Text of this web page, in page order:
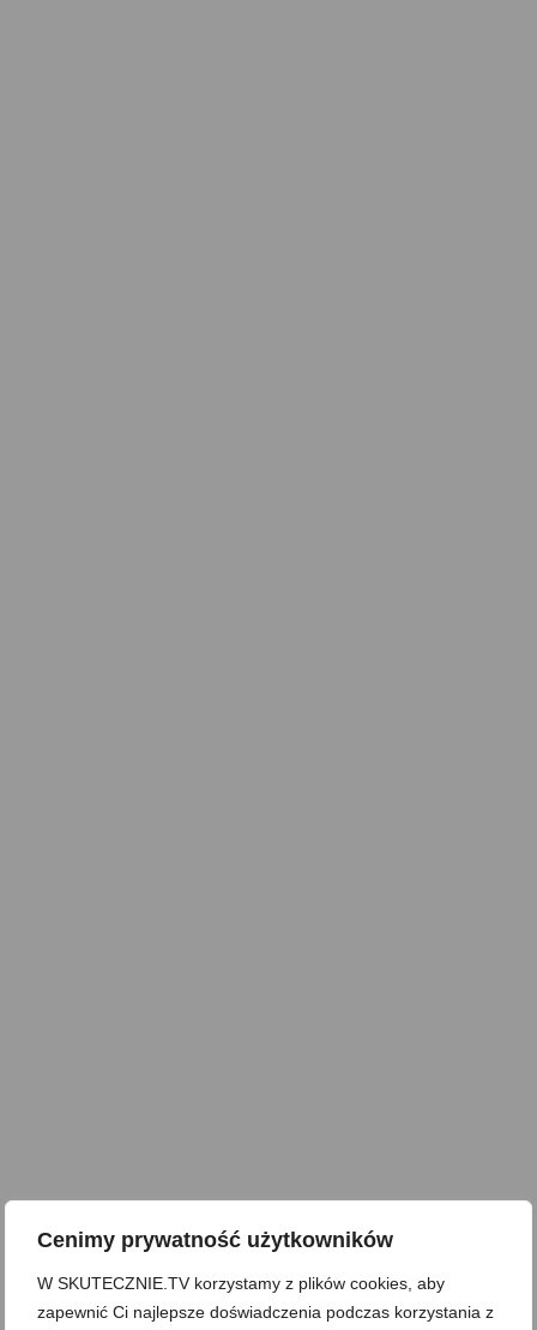
Cenimy prywatność użytkowników
W SKUTECZNIE.TV korzystamy z plików cookies, aby
zapewnić Ci najlepsze doświadczenia podczas korzystania z